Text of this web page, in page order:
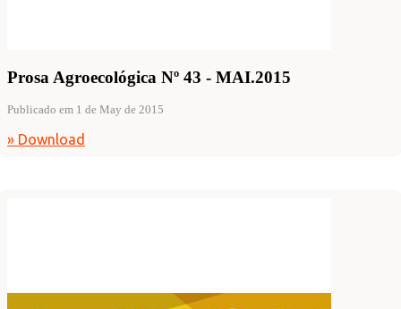
Prosa Agroecológica Nº 43 - MAI.2015
Publicado em 1 de May de 2015
» Download